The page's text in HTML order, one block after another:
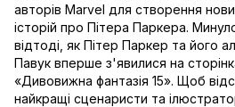
авторів Marvel для створення
історій про Пітера Паркера.
відтоді, як Пітер Паркер та його
Павук вперше з'явилися на
«Дивовижна фантазія 15». Щоб
найкращі сценаристи та